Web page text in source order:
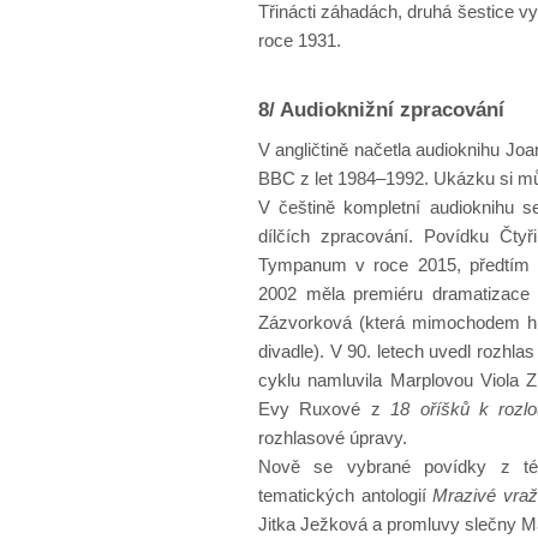
Třinácti záhadách, druhá šestice
roce 1931.
8/ Audioknižní zpracování
V angličtině načetla audioknihu
BBC z let 1984–1992. Ukázku si
V češtině kompletní audioknihu
dílčích zpracování. Povídku
Tympanum v roce 2015,
2002 měla premiéru
Zázvorková (která mimochodem
divadle). V 90. letech uvedl
cyklu namluvila Marplovou Viola
Evy Ruxové z
18 oříšků k
rozhlasové úpravy.
Nově se vybrané povídky z
tematických antologiíMrazivé
Jitka Ježková a promluvy slečny